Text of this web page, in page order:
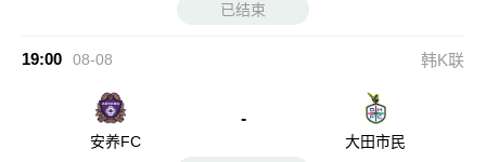
已结束
19:00 08-08 韩K联
安养FC
-
大田市民